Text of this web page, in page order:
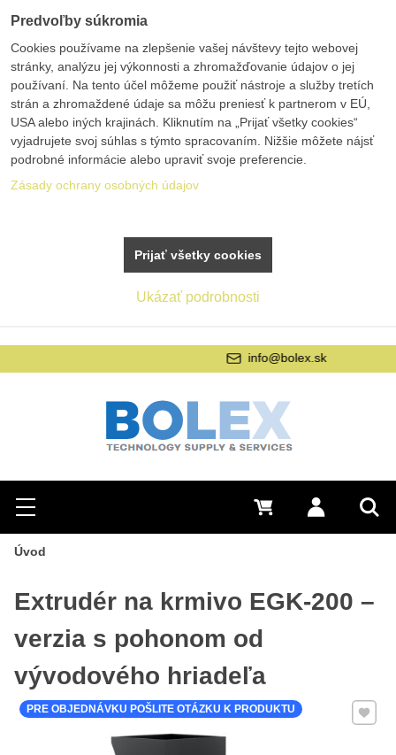
Hľadať
Menu Prihlásiť sa
0 €
info@bolex.sk
Úvod
Extrudér na krmivo EGK-200 –
verzia s pohonom od
vývodového hriadeľa
Pridať
PRE OBJEDNÁVKU POŠLITE OTÁZKU K PRODUKTU
Predvoľby súkromia
Cookies používame na zlepšenie vašej návštevy tejto webovej
stránky, analýzu jej výkonnosti a zhromažďovanie údajov o jej
používaní. Na tento účel môžeme použiť nástroje a služby tretích
strán a zhromaždené údaje sa môžu preniesť k partnerom v EÚ,
USA alebo iných krajinách. Kliknutím na „Prijať všetky cookies“
vyjadrujete svoj súhlas s týmto spracovaním. Nižšie môžete nájsť
podrobné informácie alebo upraviť svoje preferencie.
Zásady ochrany osobných údajov
Ukázať podrobnosti
Prijať všetky cookies